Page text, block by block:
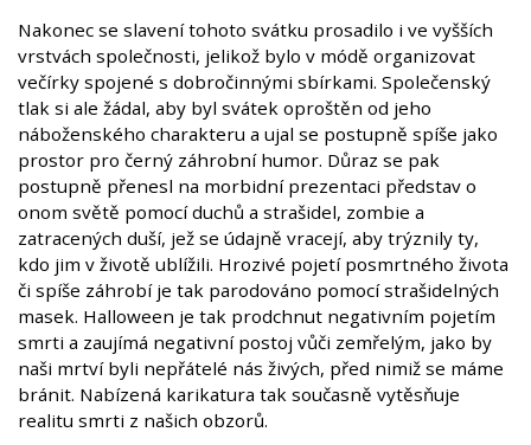
Nakonec se slavení tohoto svátku prosadilo i ve vyšších
vrstvách společnosti, jelikož bylo v módě organizovat
večírky spojené s dobročinnými sbírkami. Společenský
tlak si ale žádal, aby byl svátek oproštěn od jeho
náboženského charakteru a ujal se postupně spíše jako
prostor pro černý záhrobní humor. Důraz se pak
postupně přenesl na morbidní prezentaci představ o
onom světě pomocí duchů a strašidel, zombie a
zatracených duší, jež se údajně vracejí, aby trýznily ty,
kdo jim v životě ublížili. Hrozivé pojetí posmrtného života
či spíše záhrobí je tak parodováno pomocí strašidelných
masek. Halloween je tak prodchnut negativním pojetím
smrti a zaujímá negativní postoj vůči zemřelým, jako by
naši mrtví byli nepřátelé nás živých, před nimiž se máme
bránit. Nabízená karikatura tak současně vytěsňuje
realitu smrti z našich obzorů.